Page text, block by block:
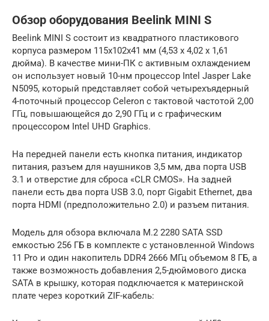
Обзор оборудования Beelink MINI S
Beelink MINI S состоит из квадратного пластикового
корпуса размером 115x102x41 мм (4,53 x 4,02 x 1,61
дюйма). В качестве мини-ПК с активным охлаждением
он использует новый 10-нм процессор Intel Jasper Lake
N5095, который представляет собой четырехъядерный
4-поточный процессор Celeron с тактовой частотой 2,00
ГГц, повышающейся до 2,90 ГГц и с графическим
процессором Intel UHD Graphics.
На передней панели есть кнопка питания, индикатор
питания, разъем для наушников 3,5 мм, два порта USB
3.1 и отверстие для сброса «CLR CMOS». На задней
панели есть два порта USB 3.0, порт Gigabit Ethernet, два
порта HDMI (предположительно 2.0) и разъем питания.
Модель для обзора включала M.2 2280 SATA SSD
емкостью 256 ГБ в комплекте с установленной Windows
11 Pro и один накопитель DDR4 2666 МГц объемом 8 ГБ, а
также возможность добавления 2,5-дюймового диска
SATA в крышку, которая подключается к материнской
плате через короткий ZIF-кабель: